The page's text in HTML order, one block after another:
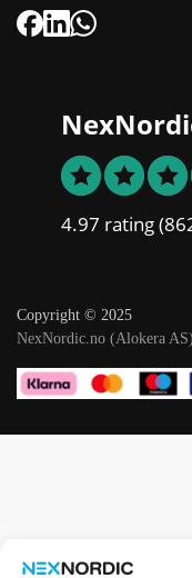
4.97 rating
Copyright © 2025
NexNordic.no (Alokera AS)